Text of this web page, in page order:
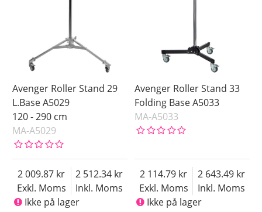
Avenger Roller Stand 29
L.Base A5029
120 - 290 cm
MA-A5029
Exkl. Moms
2 009.87
Inkl. Moms
2 512.34
Ikke på lager
Avenger Roller Stand 33
Folding Base A5033
MA-A5033
Exkl. Moms
2 114.79
Inkl. Moms
2 643.49
Ikke på lager